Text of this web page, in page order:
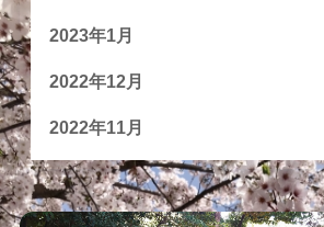
2023年1月
2022年12月
2022年11月